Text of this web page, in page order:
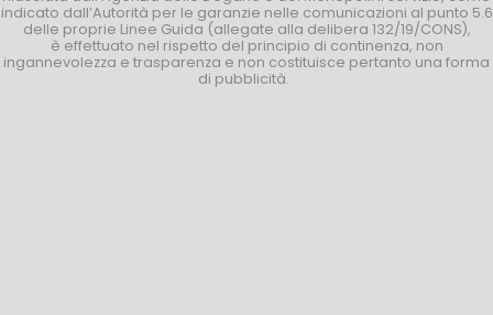
indicato dall’Autorità per le garanzie nelle comunicazioni al punto 5.6
delle proprie Linee Guida (allegate alla delibera 132/19/CONS),
è effettuato nel rispetto del principio di continenza, non
ingannevolezza e trasparenza e non costituisce pertanto una forma
di pubblicità.